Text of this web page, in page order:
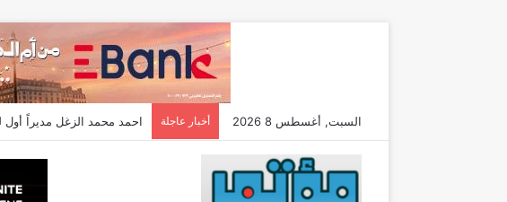
السبت, أغسطس 8 2026 أخبار عاجلة تعيين شريف مدحت رئيسًا